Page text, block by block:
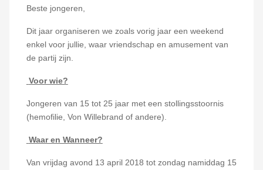
Beste jongeren,
Dit jaar organiseren we zoals vorig jaar een weekend
enkel voor jullie, waar vriendschap en amusement van
de partij zijn.
Voor wie?
Jongeren van 15 tot 25 jaar met een stollingsstoornis
(hemofilie, Von Willebrand of andere).
Waar en Wanneer?
Van vrijdag avond 13 april 2018 tot zondag namiddag 15